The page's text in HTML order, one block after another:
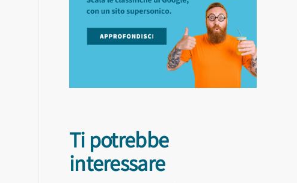
Ti potrebbe
interessare